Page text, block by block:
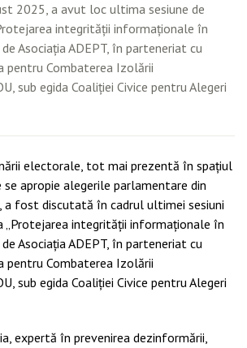
2025, a avut loc ultima sesiune de
integrității informaționale în
Asociația ADEPT, în parteneriat cu
pentru Combaterea Izolării
sub egida Coaliției Civice pentru Alegeri
electorale, tot mai prezentă în spațiul
se apropie alegerile parlamentare din
a fost discutată în cadrul ultimei sesiuni
„Protejarea integrității informaționale în
Asociația ADEPT, în parteneriat cu
pentru Combaterea Izolării
sub egida Coaliției Civice pentru Alegeri
expertă în prevenirea dezinformării,